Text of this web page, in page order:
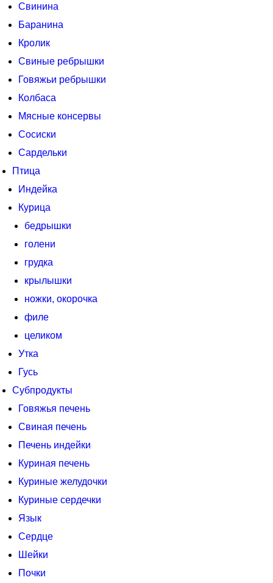
Свинина
Баранина
Кролик
Свиные ребрышки
Говяжьи ребрышки
Колбаса
Мясные консервы
Сосиски
Сардельки
Птица
Индейка
Курица
бедрышки
голени
грудка
крылышки
ножки, окорочка
филе
целиком
Утка
Гусь
Субпродукты
Говяжья печень
Свиная печень
Печень индейки
Куриная печень
Куриные желудочки
Куриные сердечки
Язык
Сердце
Шейки
Почки